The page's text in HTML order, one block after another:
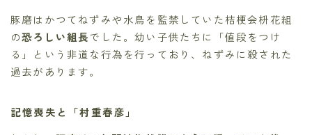
豚磨はかつてねずみや水鳥を監禁していた桔梗会枡花組
の恐ろしい組長でした。幼い子供たちに「値段をつけ
る」という非道な行為を行っており、ねずみに殺された
過去があります。
記憶喪失と「村重春彦」